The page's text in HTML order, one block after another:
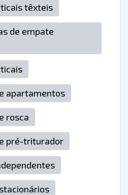
têxteis
de empate
apartamentos
rosca
pré-triturador